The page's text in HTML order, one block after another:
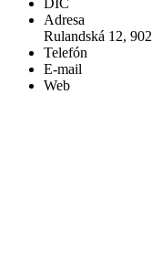
DIČ
Adresa
Rulandská 12,
Telefón
E-mail
Web